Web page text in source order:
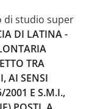
di studio super
DI LATINA -
TRA
AI SENSI
2001 E S.M.I.,